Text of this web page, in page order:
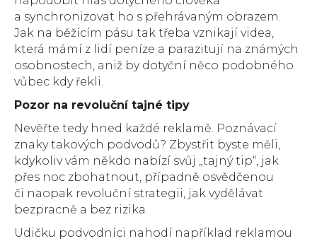
a synchronizovat ho s přehrávaným obrazem.
Jak na běžícím pásu tak třeba vznikají videa,
která mámí z lidí peníze a parazitují na známých
osobnostech, aniž by dotyční něco podobného
vůbec kdy řekli.
Pozor na revoluční tajné tipy
Nevěřte tedy hned každé reklamě. Poznávací
znaky takových podvodů? Zbystřit byste měli,
kdykoliv vám někdo nabízí svůj „tajný tip“, jak
přes noc zbohatnout, případně osvědčenou
či naopak revoluční strategii, jak vydělávat
bezpracně a bez rizika.
Udičku podvodníci nahodí například reklamou